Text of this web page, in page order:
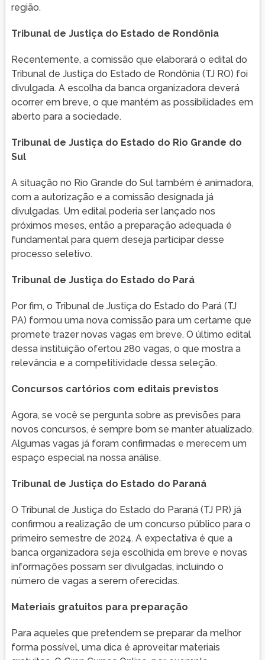
região.
Tribunal de Justiça do Estado de Rondônia
Recentemente, a comissão que elaborará o edital do
Tribunal de Justiça do Estado de Rondônia (TJ RO) foi
divulgada. A escolha da banca organizadora deverá
ocorrer em breve, o que mantém as possibilidades em
aberto para a sociedade.
Tribunal de Justiça do Estado do Rio Grande do
Sul
A situação no Rio Grande do Sul também é animadora,
com a autorização e a comissão designada já
divulgadas. Um edital poderia ser lançado nos
próximos meses, então a preparação adequada é
fundamental para quem deseja participar desse
processo seletivo.
Tribunal de Justiça do Estado do Pará
Por fim, o Tribunal de Justiça do Estado do Pará (TJ
PA) formou uma nova comissão para um certame que
promete trazer novas vagas em breve. O último edital
dessa instituição ofertou 280 vagas, o que mostra a
relevância e a competitividade dessa seleção.
Concursos cartórios com editais previstos
Agora, se você se pergunta sobre as previsões para
novos concursos, é sempre bom se manter atualizado.
Algumas vagas já foram confirmadas e merecem um
espaço especial na nossa análise.
Tribunal de Justiça do Estado do Paraná
O Tribunal de Justiça do Estado do Paraná (TJ PR) já
confirmou a realização de um concurso público para o
primeiro semestre de 2024. A expectativa é que a
banca organizadora seja escolhida em breve e novas
informações possam ser divulgadas, incluindo o
número de vagas a serem oferecidas.
Materiais gratuitos para preparação
Para aqueles que pretendem se preparar da melhor
forma possível, uma dica é aproveitar materiais